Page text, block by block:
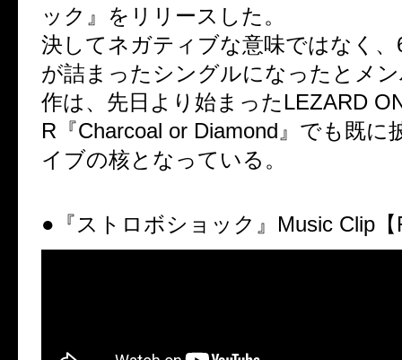
ック』をリリースした。
決してネガティブな意味ではなく、
が詰まったシングルになったとメ
作は、先日より始まったLEZARD
R『Charcoal or Diamond』でも既に
イブの核となっている。
●『ストロボショック』Music Clip【